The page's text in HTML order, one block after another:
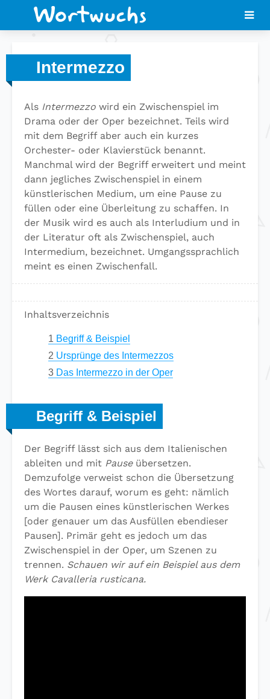
Intermezzo
Als Intermezzo wird ein Zwischenspiel im
Drama oder der Oper bezeichnet. Teils wird
mit dem Begriff aber auch ein kurzes
Orchester- oder Klavierstück benannt.
Manchmal wird der Begriff erweitert und meint
dann jegliches Zwischenspiel in einem
künstlerischen Medium, um eine Pause zu
füllen oder eine Überleitung zu schaffen. In
der Musik wird es auch als Interludium und in
der Literatur oft als Zwischenspiel, auch
Intermedium, bezeichnet. Umgangssprachlich
meint es einen Zwischenfall.
Inhaltsverzeichnis
1 Begriff & Beispiel
2 Ursprünge des Intermezzos
3 Das Intermezzo in der Oper
Begriff & Beispiel
Der Begriff lässt sich aus dem Italienischen
ableiten und mit Pauseübersetzen.
Demzufolge verweist schon die Übersetzung
des Wortes darauf, worum es geht: nämlich
um die Pausen eines künstlerischen Werkes
[oder genauer um das Ausfüllen ebendieser
Pausen]. Primär geht es jedoch um das
Zwischenspiel in der Oper, um Szenen zu
trennen. Schauen wir auf ein Beispiel aus dem
Werk Cavalleria rusticana.